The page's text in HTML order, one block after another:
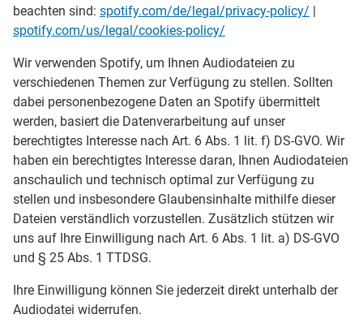
beachten sind: spotify.com/de/legal/privacy-policy/ |
spotify.com/us/legal/cookies-policy/
Wir verwenden Spotify, um Ihnen Audiodateien zu
verschiedenen Themen zur Verfügung zu stellen. Sollten
dabei personenbezogene Daten an Spotify übermittelt
werden, basiert die Datenverarbeitung auf unser
berechtigtes Interesse nach Art. 6 Abs. 1 lit. f) DS-GVO. Wir
haben ein berechtigtes Interesse daran, Ihnen Audiodateien
anschaulich und technisch optimal zur Verfügung zu
stellen und insbesondere Glaubensinhalte mithilfe dieser
Dateien verständlich vorzustellen. Zusätzlich stützen wir
uns auf Ihre Einwilligung nach Art. 6 Abs. 1 lit. a) DS-GVO
und § 25 Abs. 1 TTDSG.
Ihre Einwilligung können Sie jederzeit direkt unterhalb der
Audiodatei widerrufen.